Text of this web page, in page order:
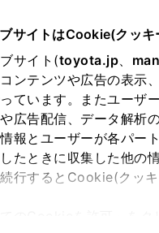
サイトはCookie(クッキ
サイト(toyota.jp、
ンテンツや広告の表示
ています。またユーザ
広告配信、データ解析
報とユーザーが各パー
たときに収集した他の
行するとCookie(クッ
ピックス
現在地を取得
該当する地域
北海道 旭川
の魅力 3つの買い方